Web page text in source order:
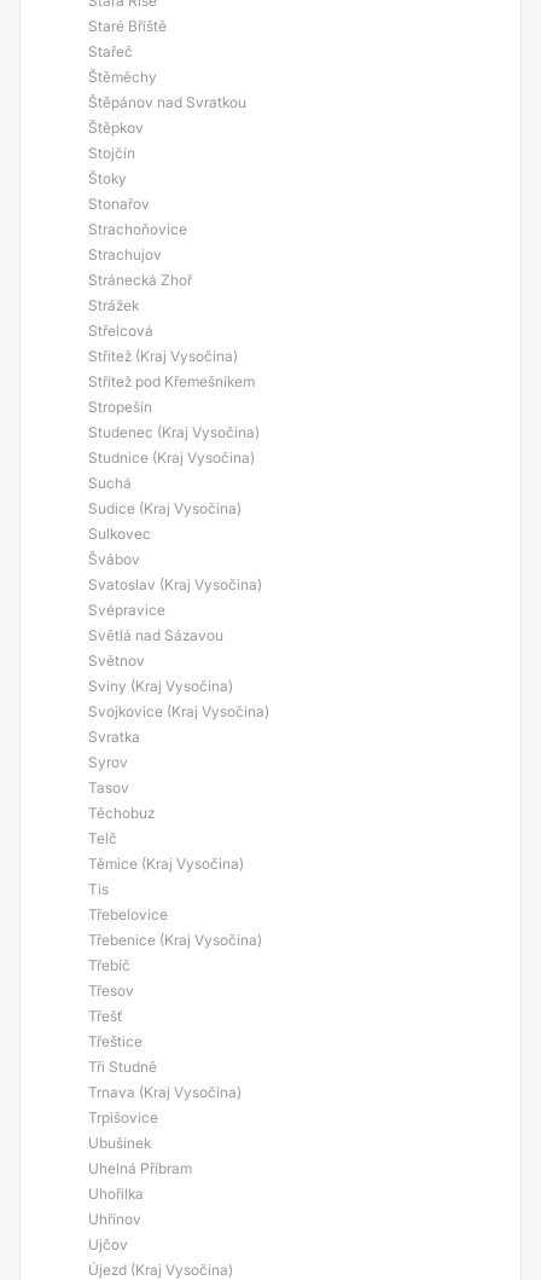
Staré Bříště
Stařeč
Štěměchy
Štěpánov nad Svratkou
Štěpkov
Stojčín
Štoky
Stonařov
Strachoňovice
Strachujov
Stránecká Zhoř
Strážek
Střelcová
Střítež (Kraj Vysočina)
Střítež pod Křemešníkem
Stropešín
Studenec (Kraj Vysočina)
Studnice (Kraj Vysočina)
Suchá
Sudice (Kraj Vysočina)
Sulkovec
Švábov
Svatoslav (Kraj Vysočina)
Svépravice
Světlá nad Sázavou
Světnov
Sviny (Kraj Vysočina)
Svojkovice (Kraj Vysočina)
Svratka
Syrov
Tasov
Těchobuz
Telč
Těmice (Kraj Vysočina)
Tis
Třebelovice
Třebenice (Kraj Vysočina)
Třebíč
Třesov
Třešť
Třeštice
Tři Studně
Trnava (Kraj Vysočina)
Trpišovice
Ubušínek
Uhelná Příbram
Uhořilka
Uhřínov
Ujčov
Újezd (Kraj Vysočina)